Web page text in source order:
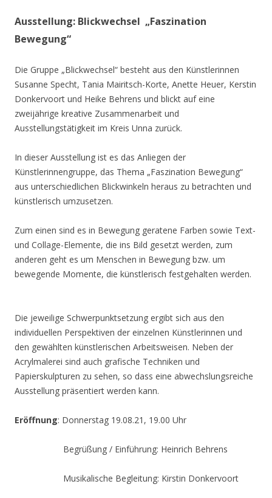
Ausstellung: Blickwechsel „Faszination
Bewegung“
Die Gruppe „Blickwechsel“ besteht aus den Künstlerinnen
Susanne Specht, Tania Mairitsch-Korte, Anette Heuer, Kerstin
Donkervoort und Heike Behrens und blickt auf eine
zweijährige kreative Zusammenarbeit und
Ausstellungstätigkeit im Kreis Unna zurück.
In dieser Ausstellung ist es das Anliegen der
Künstlerinnengruppe, das Thema „Faszination Bewegung“
aus unterschiedlichen Blickwinkeln heraus zu betrachten und
künstlerisch umzusetzen.
Zum einen sind es in Bewegung geratene Farben sowie Text-
und Collage-Elemente, die ins Bild gesetzt werden, zum
anderen geht es um Menschen in Bewegung bzw. um
bewegende Momente, die künstlerisch festgehalten werden.
Die jeweilige Schwerpunktsetzung ergibt sich aus den
individuellen Perspektiven der einzelnen Künstlerinnen und
den gewählten künstlerischen Arbeitsweisen. Neben der
Acrylmalerei sind auch grafische Techniken und
Papierskulpturen zu sehen, so dass eine abwechslungsreiche
Ausstellung präsentiert werden kann.
Eröffnung: Donnerstag 19.08.21, 19.00 Uhr
Begrüßung / Einführung: Heinrich Behrens
Musikalische Begleitung: Kirstin Donkervoort